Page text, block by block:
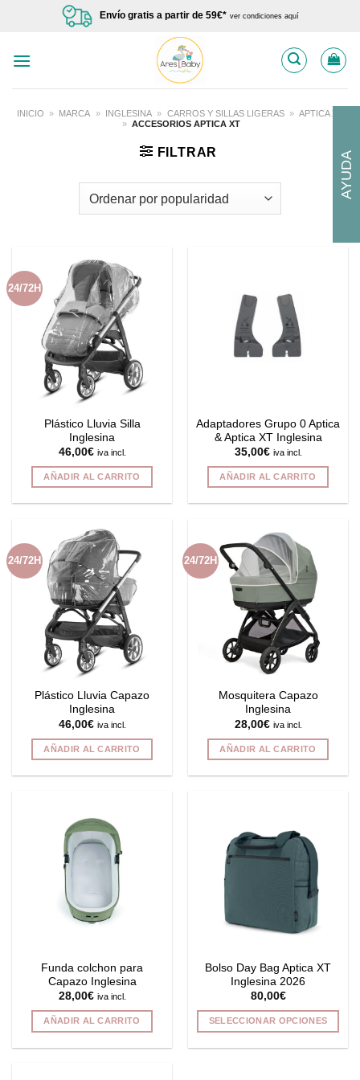
Envío gratis a partir de 59€* ver condiciones aquí
INICIO » MARCA » INGLESINA » CARROS Y SILLAS LIGERAS » APTICA XT
» ACCESORIOS APTICA XT
FILTRAR
24/72H
Plástico Lluvia Silla
Inglesina
46,00€ iva incl.
AÑADIR AL CARRITO
Adaptadores Grupo 0 Aptica
& Aptica XT Inglesina
35,00€ iva incl.
AÑADIR AL CARRITO
24/72H
Plástico Lluvia Capazo
Inglesina
46,00€ iva incl.
AÑADIR AL CARRITO
24/72H
Mosquitera Capazo
Inglesina
28,00€ iva incl.
AÑADIR AL CARRITO
Funda colchon para
Capazo Inglesina
28,00€ iva incl.
AÑADIR AL CARRITO
Bolso Day Bag Aptica XT
Inglesina 2026
80,00€
SELECCIONAR OPCIONES
AYUDA